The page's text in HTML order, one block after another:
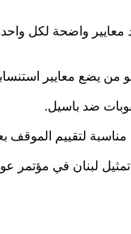
على أن “ركائز أي حكومة تقوم
من يضع معايير
ضد باسيل.
لتقييم
مؤتمر عودة